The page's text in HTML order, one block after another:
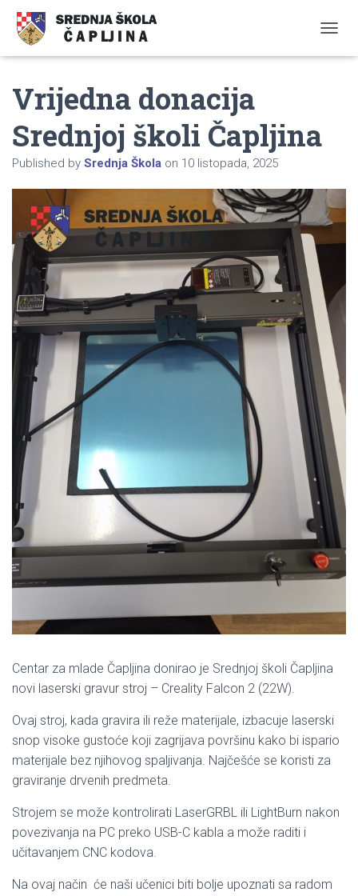
Vrijedna donacija
Srednjoj školi Čapljina
Published by Srednja Škola on 10 listopada, 2025
Centar za mlade Čapljina donirao je Srednjoj školi Čapljina
novi laserski gravur stroj – Creality Falcon 2 (22W).
Ovaj stroj, kada gravira ili reže materijale, izbacuje laserski
snop visoke gustoće koji zagrijava površinu kako bi ispario
materijale bez njihovog spaljivanja. Najčešće se koristi za
graviranje drvenih predmeta.
Strojem se može kontrolirati LaserGRBL ili LightBurn nakon
povezivanja na PC preko USB-C kabla a može raditi i
učitavanjem CNC kodova.
Na ovaj način će naši učenici biti bolje upoznati sa radom